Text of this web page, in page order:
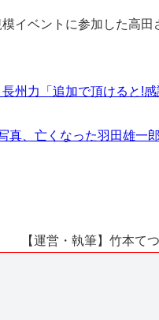
イベントに参加した高田
州力「追加で頂けると!
真、亡くなった羽田雄一
【運営・執筆】竹本て